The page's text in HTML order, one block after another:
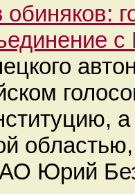
обиняков:
Юрий